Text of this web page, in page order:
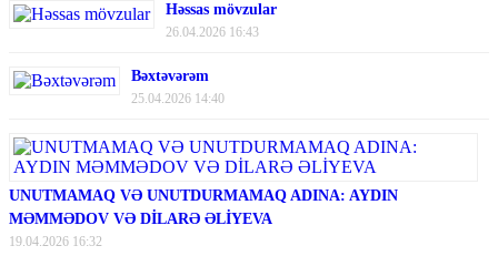
Həssas mövzular
26.04.2026 16:43
Bəxtəvərəm
25.04.2026 14:40
UNUTMAMAQ VƏ UNUTDURMAMAQ ADINA: AYDIN
MƏMMƏDOV VƏ DİLARƏ ƏLİYEVA
19.04.2026 16:32